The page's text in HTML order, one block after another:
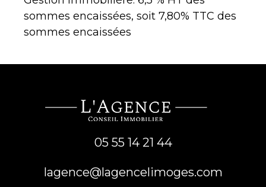
sommes encaissées, soit 7,80% TTC des
sommes encaissées
05 55 14 21 44
lagence@lagencelimoges.com